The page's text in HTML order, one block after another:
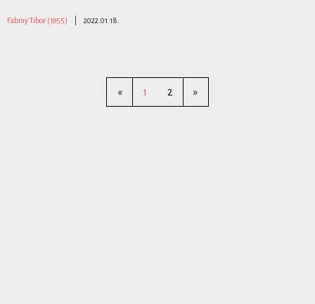
Fabiny Tibor (1955) 2022.01.18.
« 1 2 »